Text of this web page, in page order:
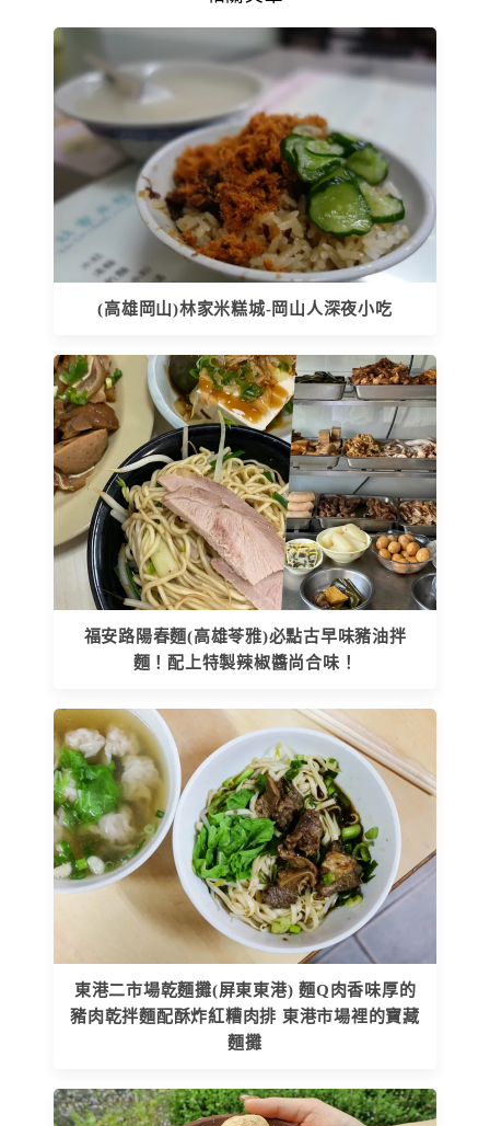
(高雄岡山)林家米糕城-岡山人深夜小吃
福安路陽春麵(高雄苓雅)必點古早味豬油拌
麵！配上特製辣椒醬尚合味！
東港二市場乾麵攤(屏東東港) 麵Q肉香味厚的
豬肉乾拌麵配酥炸紅糟肉排 東港市場裡的寶藏
麵攤